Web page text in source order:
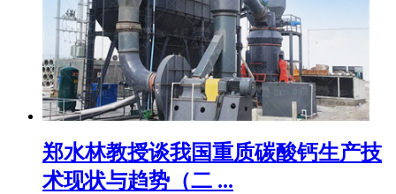
郑水林教授谈我国重质碳酸钙生产技
术现状与趋势（二 ...